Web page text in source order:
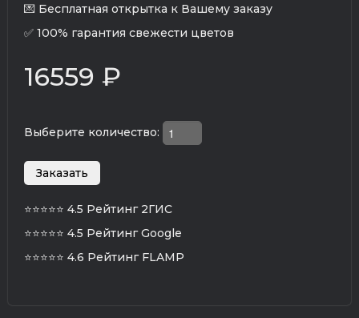
💌 Бесплатная открытка к Вашему заказу
✅ 100% гарантия свежести цветов
16559 ₽
Выберите количество:
⭐⭐⭐⭐⭐ 4.5 Рейтинг 2ГИС
⭐⭐⭐⭐⭐ 4.5 Рейтинг Google
⭐⭐⭐⭐⭐ 4.6 Рейтинг FLAMP